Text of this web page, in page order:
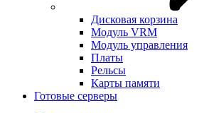
Дисковая корзина
Модуль VRM
Модуль управления
Платы
Рельсы
Карты памяти
Готовые серверы